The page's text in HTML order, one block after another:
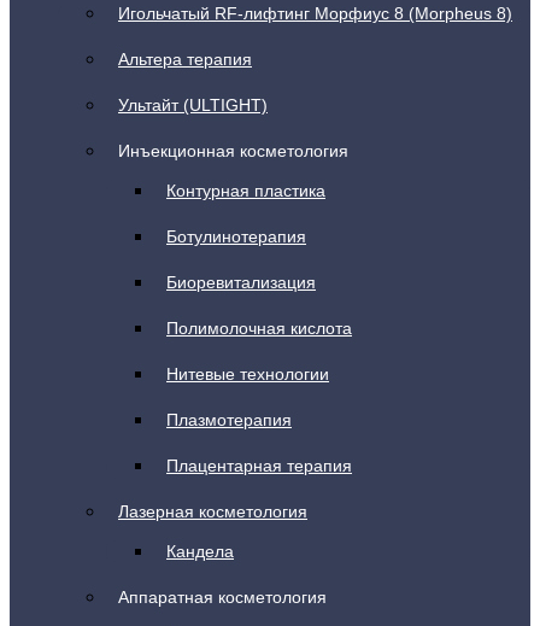
Игольчатый RF-лифтинг Морфиус 8 (Morpheus 8)
Альтера терапия
Ультайт (ULTIGHT)
Инъекционная косметология
Контурная пластика
Ботулинотерапия
Биоревитализация
Полимолочная кислота
Нитевые технологии
Плазмотерапия
Плацентарная терапия
Лазерная косметология
Кандела
Аппаратная косметология